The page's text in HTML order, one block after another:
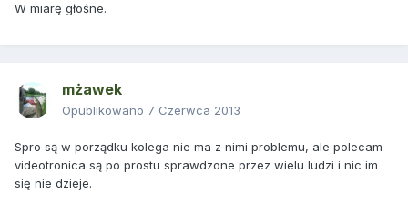
W miarę głośne.
mżawek
Opublikowano 7 Czerwca 2013
Spro są w porządku kolega nie ma z nimi problemu, ale polecam
videotronica są po prostu sprawdzone przez wielu ludzi i nic im
się nie dzieje.